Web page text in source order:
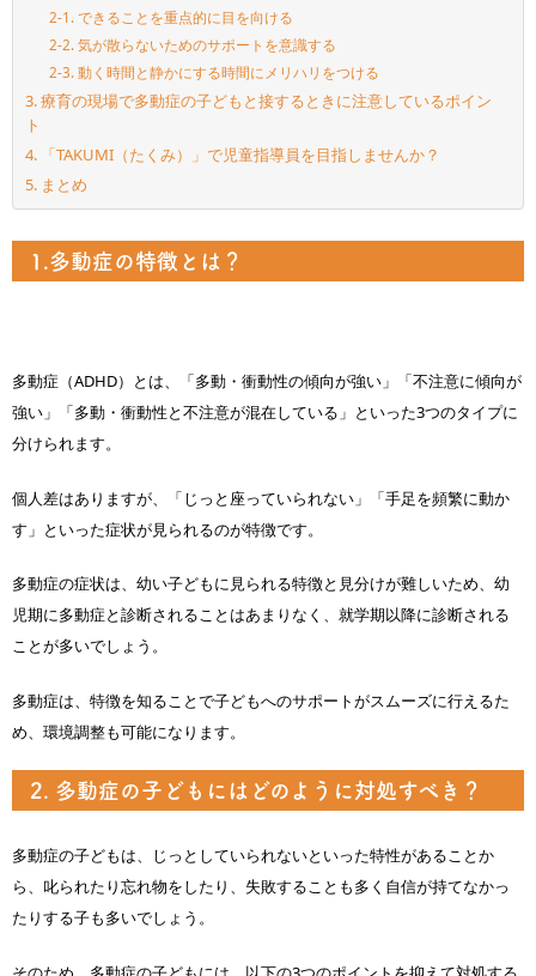
2-1. できることを重点的に目を向ける
2-2. 気が散らないためのサポートを意識する
2-3. 動く時間と静かにする時間にメリハリをつける
3. 療育の現場で多動症の子どもと接するときに注意しているポイン
ト
4. 「TAKUMI（たくみ）」で児童指導員を目指しませんか？
5. まとめ
1.多動症の特徴とは？
多動症（ADHD）とは、「多動・衝動性の傾向が強い」「不注意に傾向が
強い」「多動・衝動性と不注意が混在している」といった3つのタイプに
分けられます。
個人差はありますが、「じっと座っていられない」「手足を頻繁に動か
す」といった症状が見られるのが特徴です。
多動症の症状は、幼い子どもに見られる特徴と見分けが難しいため、幼
児期に多動症と診断されることはあまりなく、就学期以降に診断される
ことが多いでしょう。
多動症は、特徴を知ることで子どもへのサポートがスムーズに行えるた
め、環境調整も可能になります。
2. 多動症の子どもにはどのように対処すべき？
多動症の子どもは、じっとしていられないといった特性があることか
ら、叱られたり忘れ物をしたり、失敗することも多く自信が持てなかっ
たりする子も多いでしょう。